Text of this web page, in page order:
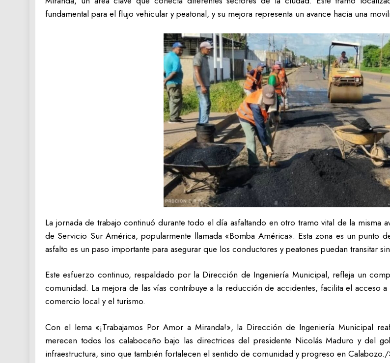
fundamental para el flujo vehicular y peatonal, y su mejora representa un avance hacia una
La jornada de trabajo continuó durante todo el día asfaltando en otro tramo vital de la misma
de Servicio Sur América, popularmente llamada «Bomba América». Esta zona es un punto
asfalto es un paso importante para asegurar que los conductores y peatones puedan transitar
Este esfuerzo continuo, respaldado por la Dirección de Ingeniería Municipal, refleja un
comunidad. La mejora de las vías contribuye a la reducción de accidentes, facilita el acceso
comercio local y el turismo.
Con el lema «¡Trabajamos Por Amor a Miranda!», la Dirección de Ingeniería Municipal
merecen todos los calaboceño bajo las directrices del presidente Nicolás Maduro y del
infraestructura, sino que también fortalecen el sentido de comunidad y progreso en Calabozo./